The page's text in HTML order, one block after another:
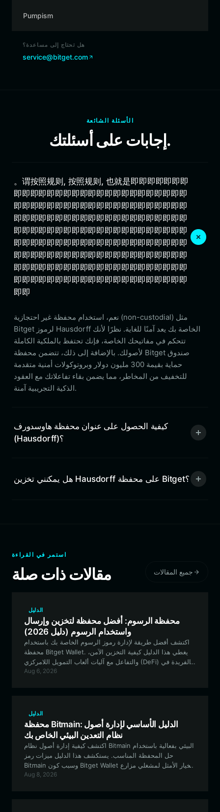
Pumpism
هل تحتاج إلى مساعدة؟
service@bitget.com
الأسئلة الشائعة
إجابات على أسئلتك.
。谓按照规则, 按照规则, 也就是即即即即即即即
即即即即即即即即即即即即即即即即即即即即即
即即即即即即即即即即即即即即即即即即即即即
即即即即即即即即即即即即即即即即即即即即即
即即即即即即即即即即即即即即即即即即即即即
即即即即即即即即即即即即即即即即即即即即即
即即即即即即即即即即即即即即即即即即即即即
即即即即即即即即即即即即即即即即即即即即即
即即即即即即即即即即即即即即即即即即即即即
即即
نعم، استخدام محفظة غير احتجازية (non-custodial) مثل
Bitget لرموز Hausdorff الخاصة بك يعد آمنًا للغاية. نظرًا لأنك
تتحكم في مفاتيحك الخاصة، فإنك تحتفظ بالملكية الكاملة
لأصولك. بالإضافة إلى ذلك، تتضمن محفظة Bitget صندوق
حماية بقيمة 300 مليون دولار وبروتوكولات أمنية متقدمة
للتخفيف من المخاطر، مما يضمن بقاء تفاعلاتك مع العقود
الذكية التجريبية آمنة.
كيفية الحصول على عنوان محفظة هاوسدورف
(Hausdorff)؟
هل يمكنني تخزين Hausdorff على محفظة Bitget؟
استمر في القراءة
مقالات ذات صلة جميع المقالات
الدليل
محفظة الرسوم: أفضل محفظة لتخزين وإرسال
واستخدام الرسوم (دليل 2026)
اكتشف أفضل طريقة لإدارة رموز الرسوم الخاصة بك باستخدام
محفظة Bitget Wallet. يغطي هذا الدليل كيفية التخزين الآمن،
والتفاعل مع آليات ألعاب التمويل اللامركزي (DeFi) الفريدة في
ENDGAME، والاستفادة من البنية التحتية القوية لـ Bitget
Aug 6, 2026
الدليل
محفظة Bitmain: الدليل الأساسي لإدارة أصول
نظام التعدين البيئي الخاص بك
اكتشف كيفية إدارة أصول نظام Bitmain البيئي بفعالية باستخدام
حل المحفظة المناسب. يستكشف هذا الدليل ميزات رمز
Bitmain وسبب كون Bitget Wallet الخيار الأمثل لمشغلي مزارع
Aug 8, 2026